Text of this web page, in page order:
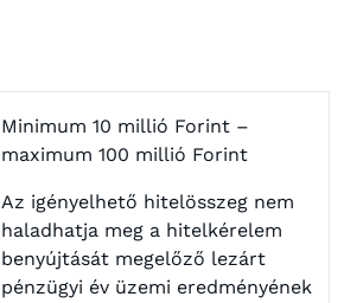
Minimum 10 millió Forint –
maximum 100 millió Forint
Az igényelhető hitelösszeg nem
haladhatja meg a hitelkérelem
benyújtását megelőző lezárt
pénzügyi év üzemi eredményének